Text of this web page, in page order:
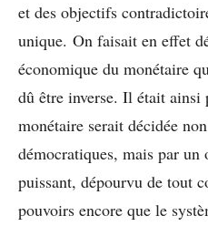
et des objectifs
unique. On faisait en effet
économique du monétaire
dû être inverse. Il était
monétaire serait décidée
démocratiques, mais par
puissant, dépourvu de tout
pouvoirs encore que le